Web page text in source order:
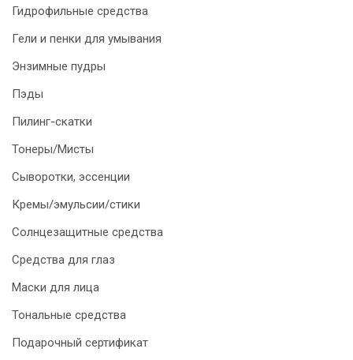
Гидрофильные средства
Гели и пенки для умывания
Энзимные пудры
Пэды
Пилинг-скатки
Тонеры/Мисты
Сыворотки, эссенции
Кремы/эмульсии/стики
Солнцезащитные средства
Средства для глаз
Маски для лица
Тональные средства
Подарочный сертификат